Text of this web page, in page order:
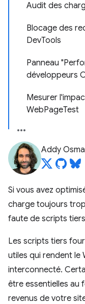
Audit des
Blocage des
DevTools
Panneau
développeurs
Mesurer
WebPageTest
Addy
Si vous avez
charge toujours
faute de scripts
Les scripts tiers
utiles qui rendent le
interconnecté.
être essentielles au
revenus de votre